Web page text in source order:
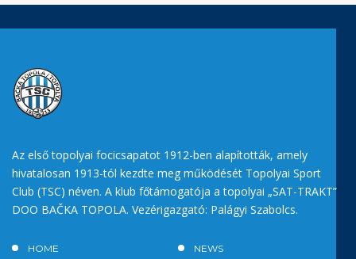
Az első topolyai focicsapatot 1912-ben alapították, amely
hivatalosan 1913-tól kezdte meg működését Topolyai Sport
Club (TSC) néven. A klub főtámogatója a topolyai „SAT-TRAKT”
DOO BAČKA TOPOLA. Vezérigazgató: Palágyi Szabolcs.
HOME
NEWS